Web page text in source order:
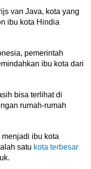
van Java, kota yang
ibu kota Hindia
pemerintah
ibu kota dari
bisa terlihat di
rumah-rumah
ibu kota
satu kota terbesar